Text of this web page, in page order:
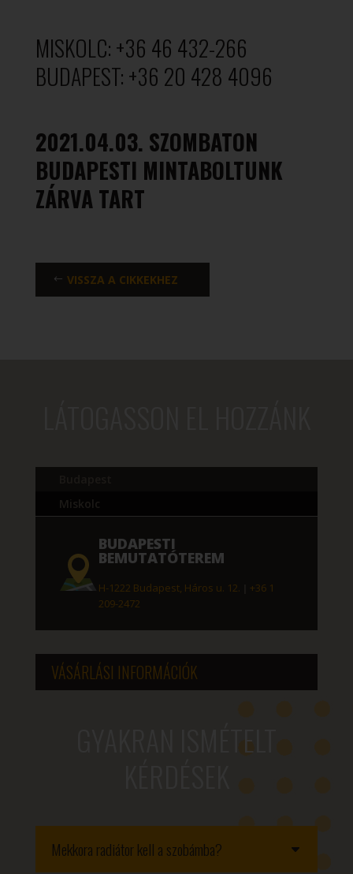
MISKOLC: +36 46 432-266
BUDAPEST: +36 20 428 4096
2021.04.03. SZOMBATON
BUDAPESTI MINTABOLTUNK
ZÁRVA TART
VISSZA A CIKKEKHEZ
Miskolc
BUDAPESTI
BEMUTATÓTEREM
H-1222 Budapest, Háros u. 12.
+36 1
209-2472
VÁSÁRLÁSI INFORMÁCIÓK
GYAKRAN ISMÉTELT
Mekkora radiátor kell a szobámba?